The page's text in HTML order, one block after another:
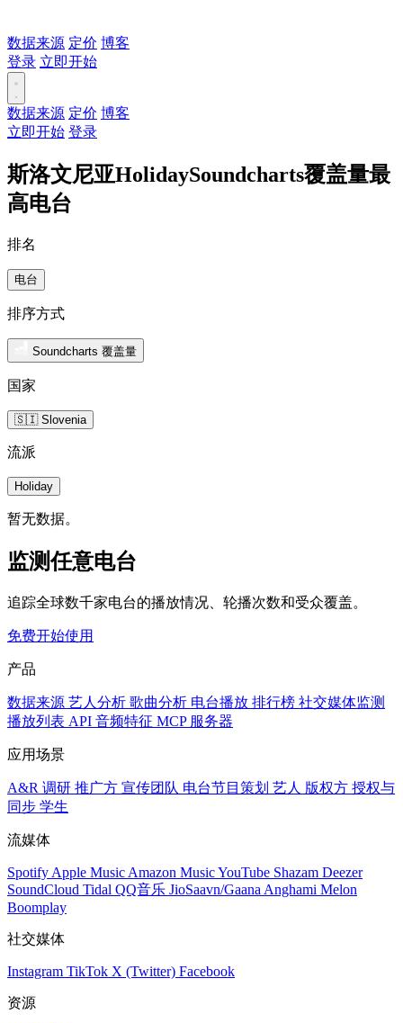
数据来源 定价 博客
登录 立即开始
数据来源 定价 博客
立即开始 登录
斯洛文尼亚HolidaySoundcharts覆盖量最
高电台
排名
电台
排序方式
Soundcharts 覆盖量
国家
🇸🇮 Slovenia
流派
Holiday
暂无数据。
监测任意电台
追踪全球数千家电台的播放情况、轮播次数和受众覆盖。
免费开始使用
产品
数据来源 艺人分析 歌曲分析 电台播放 排行榜 社交媒体监测
播放列表 API 音频特征 MCP 服务器
应用场景
A&R 调研 推广方 宣传团队 电台节目策划 艺人 版权方 授权与
同步 学生
流媒体
Spotify Apple Music Amazon MusicYouTube Shazam Deezer
SoundCloud Tidal QQ音乐 JioSaavn/Gaana Anghami Melon
Boomplay
社交媒体
Instagram TikTok X (Twitter) Facebook
资源